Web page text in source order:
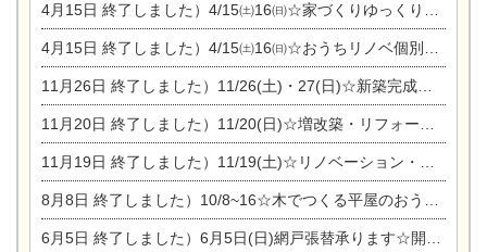
4月15日 終了しました）4/15㈯16㈰☆家づくりゆっくりじっくり個別相談会
4月15日 終了しました）4/15㈯16㈰☆おうちリノベ個別相談会
11月26日 終了しました）11/26(土)・27(日)☆新築完成見学会 in一宮市あずら
11月20日 終了しました）11/20(日)☆増改築・リフォームまつり＆秋の味覚まつり＆芸術祭
11月19日 終了しました）11/19(土)☆リノベーション・家の修理まつり＆増改築・リフォームまつりin扶桑ゴルフ
8月8日 終了しました）10/8~16☆木でつくる平屋のおうちのつくり方【完全予約制】
6月5日 終了しました）6月5日(日)網戸張替承ります☆開催！